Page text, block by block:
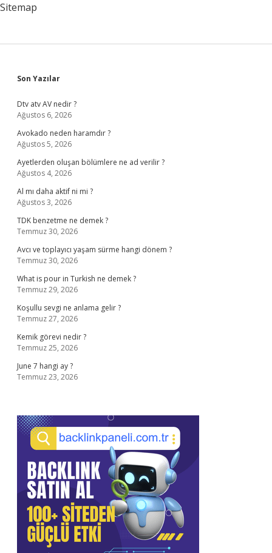
Sitemap
Sidebar
Son Yazılar
Dtv atv AV nedir ?
Ağustos 6, 2026
Avokado neden haramdır ?
Ağustos 5, 2026
Ayetlerden oluşan bölümlere ne ad verilir ?
Ağustos 4, 2026
Al mı daha aktif ni mi ?
Ağustos 3, 2026
TDK benzetme ne demek ?
Temmuz 30, 2026
Avcı ve toplayıcı yaşam sürme hangi dönem ?
Temmuz 30, 2026
What is pour in Turkish ne demek ?
Temmuz 29, 2026
Koşullu sevgi ne anlama gelir ?
Temmuz 27, 2026
Kemik görevi nedir ?
Temmuz 25, 2026
June 7 hangi ay ?
Temmuz 23, 2026